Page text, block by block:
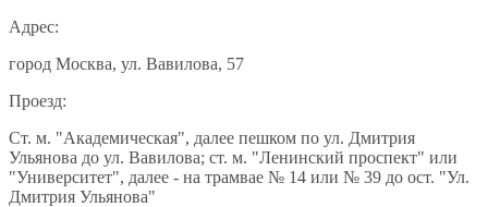
Адрес:
город Москва, ул. Вавилова, 57
Проезд:
Ст. м. "Академическая", далее пешком по ул. Дмитрия
Ульянова до ул. Вавилова; ст. м. "Ленинский проспект" или
"Университет", далее - на трамвае № 14 или № 39 до ост. "Ул.
Дмитрия Ульянова"